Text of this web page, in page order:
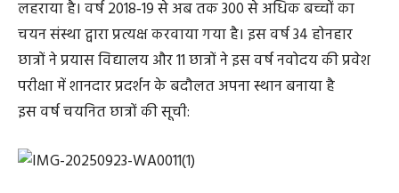
लहराया है। वर्ष 2018‑19 से अब तक 300 से अधिक बच्चों का
चयन संस्था द्वारा प्रत्यक्ष करवाया गया है। इस वर्ष 34 होनहार
छात्रों ने प्रयास विद्यालय और 11 छात्रों ने इस वर्ष नवोदय की प्रवेश
परीक्षा में शानदार प्रदर्शन के बदौलत अपना स्थान बनाया है
इस वर्ष चयनित छात्रों की सूची: